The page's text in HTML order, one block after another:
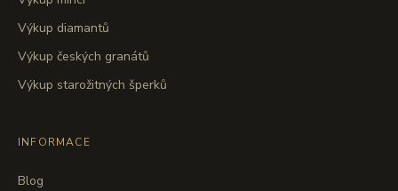
Výkup diamantů
Výkup českých granátů
Výkup starožitných šperků
INFORMACE
Blog